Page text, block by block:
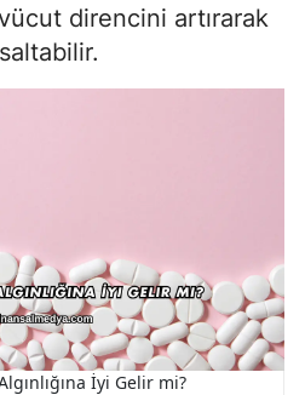
direncini artırarak
İyi Gelir mi?